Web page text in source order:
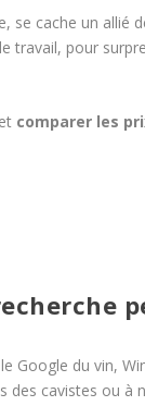
se cache un
travail, pour
et comparer les
Google du vin,
des cavistes ou à